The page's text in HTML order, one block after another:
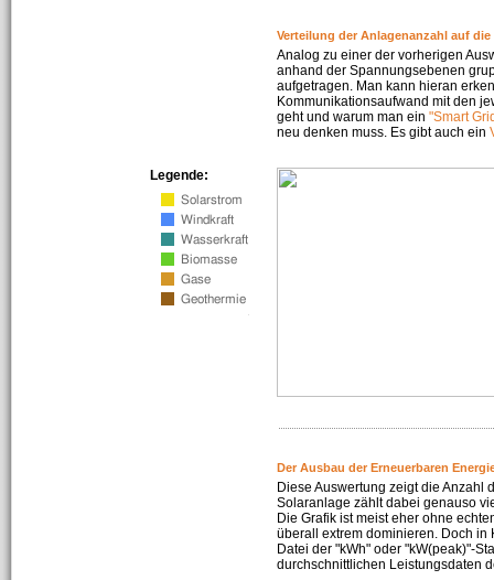
Verteilung der Anlagenanzahl auf die
Analog zu einer der vorherigen
anhand der Spannungsebenen
aufgetragen. Man kann hieran
Kommunikationsaufwand mit den
geht und warum man ein "Smart
neu denken muss. Es gibt auch ein
Legende:
Der Ausbau der Erneuerbaren
Diese Auswertung zeigt die Anzahl
Solaranlage zählt dabei genauso
Die Grafik ist meist eher ohne
überall extrem dominieren. Doch in
Datei der "kWh" oder "kW(peak)"-
durchschnittlichen Leistungsdaten